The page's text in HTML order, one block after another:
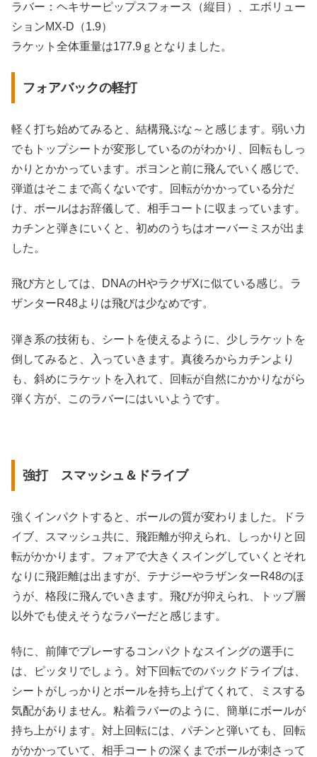
ラバー：ヘキサーピップスフォース（縦目）、エボリュー
ションMX-D（1.9）
ラケット全体重量は177.9ｇとなりました。
フォアバックの軽打
軽く打ち始めてみると、結構飛ぶな～と感じます。弱い力
でもトップシートが変形しているのがわかり、回転もしっ
かりとかかっています。ポヨンと前に飛んでいく感じで、
弾道はそこまで高くないです。回転がかかっている分だ
け、ボールはお辞儀して、相手コートに収まっています。
カチンと弾きにいくと、初めのうちはオーバーミスが出ま
した。
飛び方としては、DNAのHやラクザXに似ている感じ。ラ
ザンターR48よりは飛びは少なめです。
弾き系の技術も、シートを使えるように、少しラケットを
倒してみると、入っていきます。真後ろからカチンより
も、斜めにラケットを入れて、回転が自然にかかりながら
弾く方が、このラバーにはいいようです。
強打 スマッシュ＆ドライブ
強くインパクトすると、ボールの質が変わりました。ドラ
イブ、スマッシュ共に、飛距離が抑えられ、しっかりと回
転がかかります。フォアで大きくスイングしていくとそれ
なりに飛距離は出ますが、テナジーやラザンターR48のほ
うが、格段に飛んでいきます。飛びが抑えられ、トップ層
以外でも使えそうなラバーだと感じます。
特に、前陣でプレーするコンパクトなスイングの選手に
は、ピッタリでしょう。対下回転でのバックドライブは、
シートがしっかりとボールを持ち上げてくれて、ミスする
気配がありません。粘着ラバーのように、簡単にボールが
持ち上がります。対上回転には、パチンと弾いても、回転
がかかっていて、相手コートの深くまでボールが刺さって